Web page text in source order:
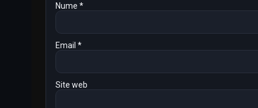
Nume*
Email*
Site web